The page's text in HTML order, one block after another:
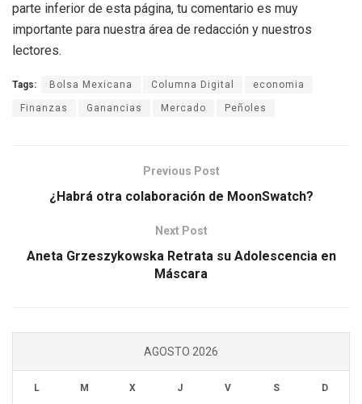
parte inferior de esta página, tu comentario es muy
importante para nuestra área de redacción y nuestros
lectores.
Tags: Bolsa Mexicana Columna Digital economia
Finanzas Ganancias Mercado Peñoles
Previous Post
¿Habrá otra colaboración de MoonSwatch?
Next Post
Aneta Grzeszykowska Retrata su Adolescencia en
Máscara
AGOSTO 2026
L M X J V S D